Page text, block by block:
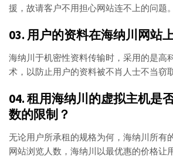
援，故请客户不用担心网站连不上的问题。
03. 用户的资料在海纳川网站
海纳川于机密性资料传输时，采用的是高
术，以防止用户的资料被不肖人士不当窃取
04. 租用海纳川的虚拟主机是
数的限制？
无论用户所承租的规格为何，海纳川所有
网站浏览人数，海纳川以最优惠的价格让